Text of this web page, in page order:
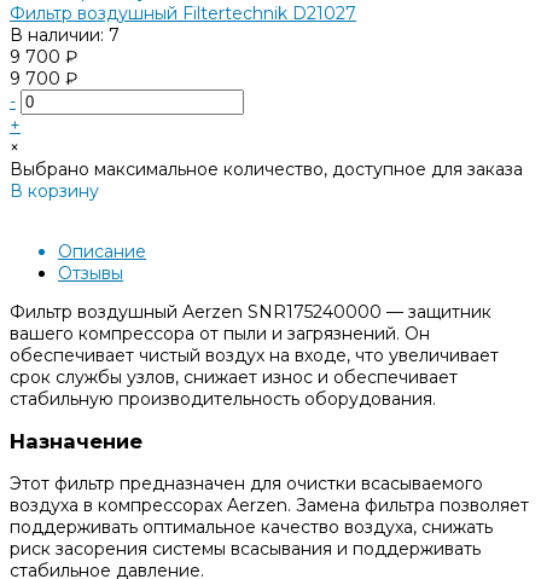
Фильтр воздушный Filtertechnik D21027
В наличии: 7
9 700 ₽
9 700 ₽
-
+
×
Выбрано максимальное количество, доступное для заказа
В корзину
Описание
Отзывы
Фильтр воздушный Aerzen SNR175240000 — защитник
вашего компрессора от пыли и загрязнений. Он
обеспечивает чистый воздух на входе, что увеличивает
срок службы узлов, снижает износ и обеспечивает
стабильную производительность оборудования.
Назначение
Этот фильтр предназначен для очистки всасываемого
воздуха в компрессорах Aerzen. Замена фильтра позволяет
поддерживать оптимальное качество воздуха, снижать
риск засорения системы всасывания и поддерживать
стабильное давление.